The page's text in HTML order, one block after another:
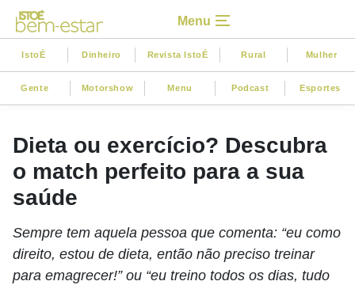
Menu
IstoÉ Dinheiro Revista IstoÉ Rural Mulher
Gente Motorshow Menu Podcast Esportes
Dieta ou exercício? Descubra
o match perfeito para a sua
saúde
Sempre tem aquela pessoa que comenta: “eu como
direito, estou de dieta, então não preciso treinar
para emagrecer!” ou “eu treino todos os dias, tudo